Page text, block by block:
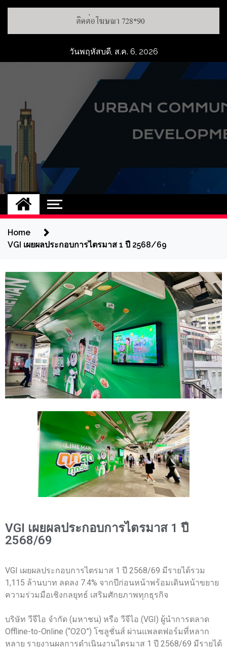
วันพฤหัสบดี, ส.ค. 6, 2026
UCD
NEW
Home
VGI เผยผลประกอบการไตรมาส 1 ปี 2568/69
VGI เผยผลประกอบการไตรมาส 1 ปี
2568/69
VGI เผยผลประกอบการไตรมาส 1 ปี 2568/69 มีรายได้รวม
1,115 ล้านบาท ลดลง 7.4% จากปีก่อนหน้าพร้อมเดินหน้าขยาย
ความร่วมมือเชิงกลยุทธ์ เสริมศักยภาพทุกธุรกิจ
บริษัท วีจีไอ จำกัด (มหาชน) หรือ วีจีไอ (VGI) ผู้นำการตลาด
Offline-to-Online (“O2O”) โซลูชั่นส์ ผ่านแพลตฟอร์มที่หลาก
หลาย รายงานผลการดำเนินงานไตรมาส 1 ปี 2568/69 มีรายได้